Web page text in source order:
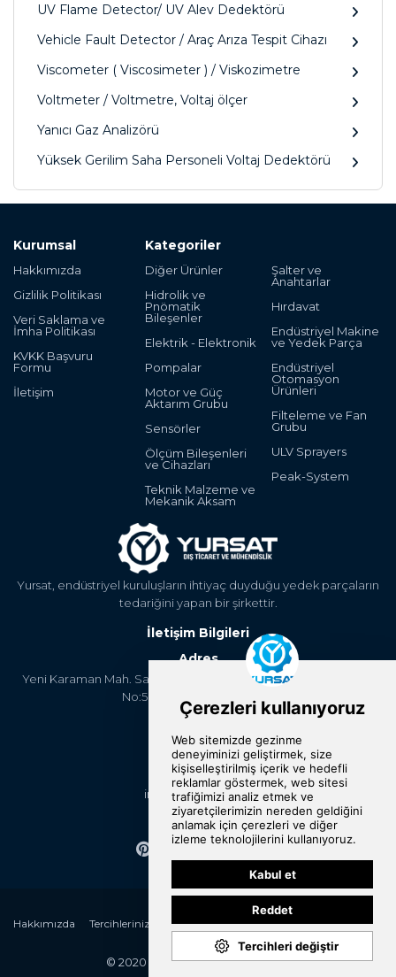
UV Flame Detector/ UV Alev Dedektörü
Vehicle Fault Detector / Araç Arıza Tespit Cihazı
Viscometer ( Viscosimeter ) / Viskozimetre
Voltmeter / Voltmetre, Voltaj ölçer
Yanıcı Gaz Analizörü
Yüksek Gerilim Saha Personeli Voltaj Dedektörü
Yursat, endüstriyel kuruluşların ihtiyaç duyduğu yedek parçaların
tedariğini yapan bir şirkettir.
Kurumsal
Hakkımızda
Gizlilik Politikası
Veri Saklama ve
İmha Politikası
KVKK Başvuru
Formu
İletişim
Kategoriler
Diğer Ürünler
Hidrolik ve
Pnömatik
Bileşenler
Elektrik - Elektronik
Pompalar
Motor ve Güç
Aktarım Grubu
Sensörler
Ölçüm Bileşenleri
ve Cihazları
Teknik Malzeme ve
Mekanik Aksam
Şalter ve
Anahtarlar
Hırdavat
Endüstriyel Makine
ve Yedek Parça
Endüstriyel
Otomasyon
Ürünleri
Filteleme ve Fan
Grubu
ULV Sprayers
Peak-System
İletişim Bilgileri
Adres
Yeni Karaman Mah. Sanayi Cad. 4. Kantar Sok. Asya Plaza Kat:5
No:505 Osmangazi/BURSA
+90 224 2400304
E-Posta
info@yursat.com.tr
Bizi Takip Edin
Hakkımızda Tercihlerinizi Değiştirin Kategoriler
Markalar
Referanslar
İletişim
© 2020 Yursat All rights reserved